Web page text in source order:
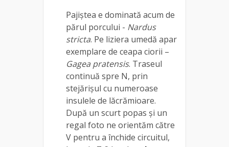
Pajiștea e dominată acum de
părul porcului - Nardus
stricta. Pe liziera umedă apar
exemplare de ceapa ciorii –
Gagea pratensis. Traseul
continuă spre N, prin
stejărişul cu numeroase
insulele de lăcrămioare.
După un scurt popas și un
regal foto ne orientăm către
V pentru a închide circuitul,